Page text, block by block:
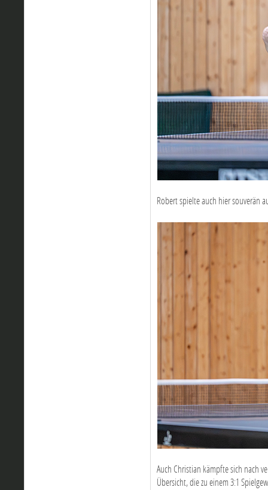
Robert spielte auch hier souverän
Auch Christian kämpfte sich nach
Übersicht, die zu einem 3:1